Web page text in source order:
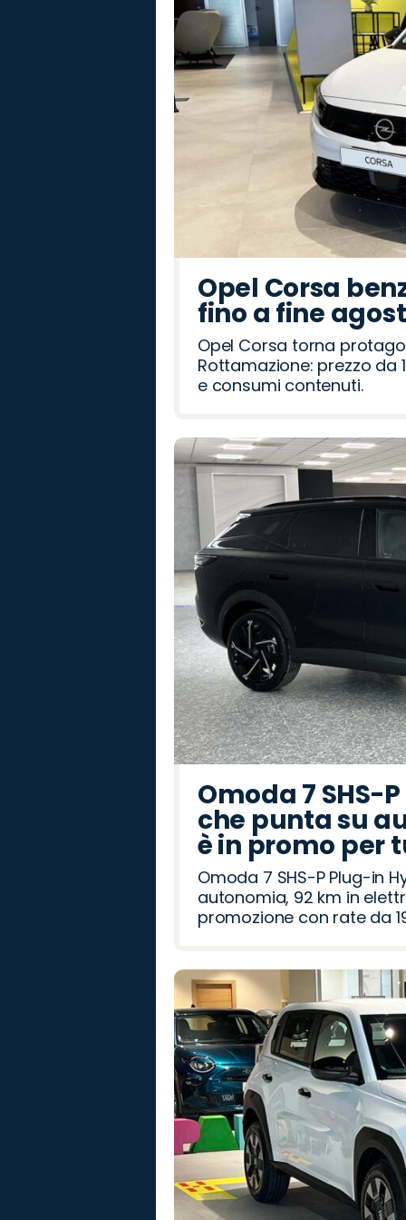
Rover
Romeo
Opel Corsa
fino a fine
Opel Corsa torna
Rottamazione: prezzo da
e consumi contenuti.
Omoda 7 SHS-
che punta su
è in promo per
Omoda 7 SHS-P Plug-in
autonomia, 92 km in
promozione con rate da